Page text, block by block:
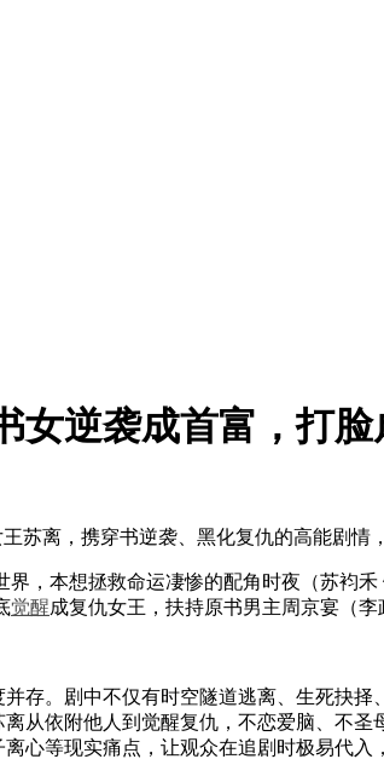
女逆袭成首富，打
王苏离，携穿书逆袭、黑化复仇的高能剧情
，本想拯救命运凄惨的配角时夜（苏袀
觉醒成复仇女王，扶持原书男主周京宴（
。剧中不仅有时空隧道逃离、生死抉择
从依附他人到觉醒复仇，不恋爱脑、不
心等现实痛点，让观众在追剧时极易代入